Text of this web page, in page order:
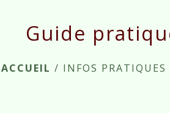
Guide
ACCUEIL / INFOS PRATIQUES